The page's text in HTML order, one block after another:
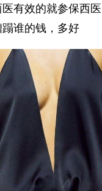
有效的就参保西
谁的钱，多好